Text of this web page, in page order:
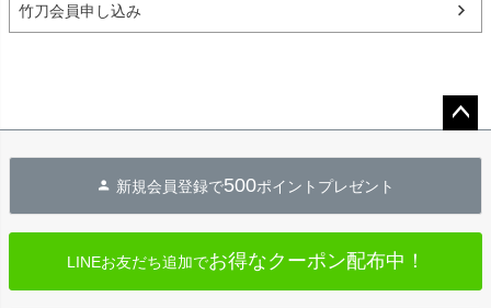
竹刀会員申し込み
へ
新規会員登録で500ポイントプレゼント
LINEお友だち追加でお得なクーポン配布中！